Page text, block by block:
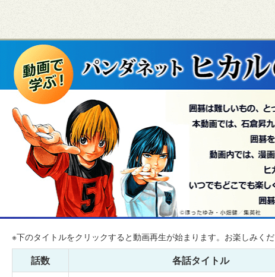
※下のタイトルをクリックすると動画再生が始まります。お楽しみく
話数
各話タイトル